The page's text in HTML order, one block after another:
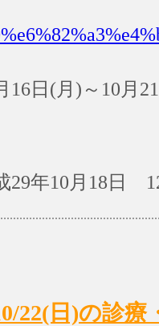
16日(月)～10月
29年10月18日
22(日)の診